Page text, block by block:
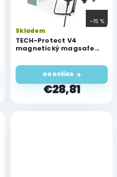
–15 %
TECH-Protect V4
magnetický magsafe
čierny
Skladem
€28,81
DO KOŠÍKA